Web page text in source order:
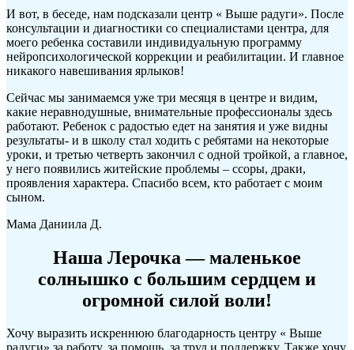
И вот, в беседе, нам подсказали центр « Выше радуги». После
консультации и диагностики со специалистами центра, для
моего ребенка составили индивидуальную программу
нейропсихологической коррекции и реабилитации. И главное
никакого навешивания ярлыков!
Сейчас мы занимаемся уже три месяця в центре и видим,
какие неравнодушные, внимательные профессионалы здесь
работают. Ребенок с радостью едет на занятия и уже видны
результаты- и в школу стал ходить с ребятами на некоторые
уроки, и третью четверть закончил с одной тройкой, а главное,
у него появились житейские проблемы – ссоры, драки,
проявления характера. Спасибо всем, кто работает с моим
сыном.
Мама Даниила Д.
Наша Лерочка — маленькое
солнышко с большим сердцем и
огромной силой воли!
Хочу выразить искреннюю благодарность центру « Выше